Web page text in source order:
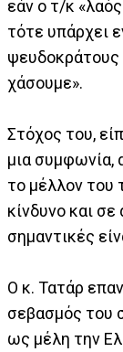
εάν ο τ/κ
τότε υπάρχει
ψευδοκράτους
χάσουμε».
Στόχος του,
μια συμφωνία,
το μέλλον του
κίνδυνο και
σημαντικές
Ο κ. Τατάρ
σεβασμός του
ως μέλη την